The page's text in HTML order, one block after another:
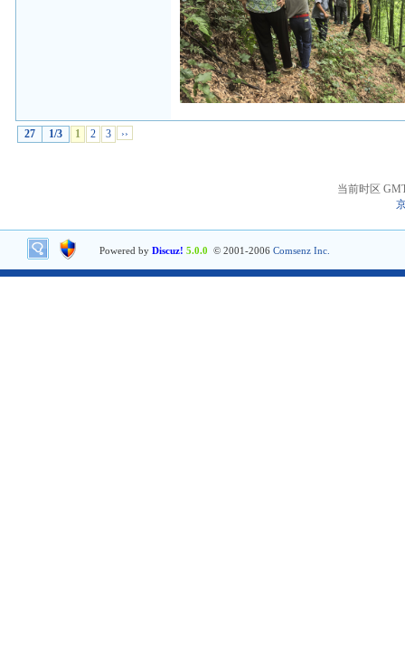
27 1/3 1 2 3 ››
当前时区
Powered by Discuz! 5.0.0 © 2001-2006 Comsenz Inc.